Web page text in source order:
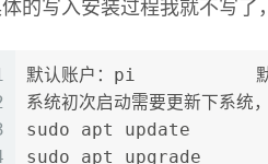
的写入安装过程我就不写了
默认账户：pi           默
系统初次启动需要更新下系统
sudo apt update
sudo apt upgrade